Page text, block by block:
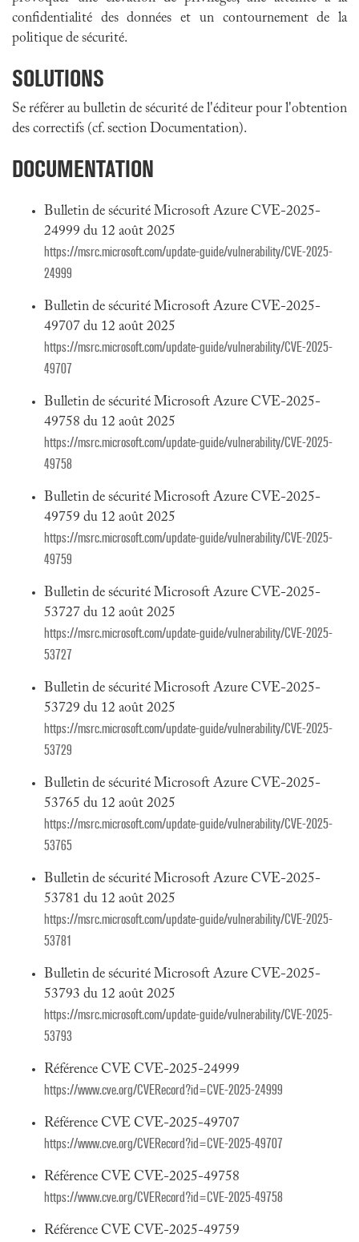
confidentialité des données et un contournement de la
politique de sécurité.
SOLUTIONS
Se référer au bulletin de sécurité de l'éditeur pour l'obtention
des correctifs (cf. section Documentation).
DOCUMENTATION
Bulletin de sécurité Microsoft Azure CVE-2025-
24999 du 12 août 2025
https://msrc.microsoft.com/update-guide/vulnerability/CVE-2025-
24999
Bulletin de sécurité Microsoft Azure CVE-2025-
49707 du 12 août 2025
https://msrc.microsoft.com/update-guide/vulnerability/CVE-2025-
49707
Bulletin de sécurité Microsoft Azure CVE-2025-
49758 du 12 août 2025
https://msrc.microsoft.com/update-guide/vulnerability/CVE-2025-
49758
Bulletin de sécurité Microsoft Azure CVE-2025-
49759 du 12 août 2025
https://msrc.microsoft.com/update-guide/vulnerability/CVE-2025-
49759
Bulletin de sécurité Microsoft Azure CVE-2025-
53727 du 12 août 2025
https://msrc.microsoft.com/update-guide/vulnerability/CVE-2025-
53727
Bulletin de sécurité Microsoft Azure CVE-2025-
53729 du 12 août 2025
https://msrc.microsoft.com/update-guide/vulnerability/CVE-2025-
53729
Bulletin de sécurité Microsoft Azure CVE-2025-
53765 du 12 août 2025
https://msrc.microsoft.com/update-guide/vulnerability/CVE-2025-
53765
Bulletin de sécurité Microsoft Azure CVE-2025-
53781 du 12 août 2025
https://msrc.microsoft.com/update-guide/vulnerability/CVE-2025-
53781
Bulletin de sécurité Microsoft Azure CVE-2025-
53793 du 12 août 2025
https://msrc.microsoft.com/update-guide/vulnerability/CVE-2025-
53793
Référence CVE CVE-2025-24999
https://www.cve.org/CVERecord?id=CVE-2025-24999
Référence CVE CVE-2025-49707
https://www.cve.org/CVERecord?id=CVE-2025-49707
Référence CVE CVE-2025-49758
https://www.cve.org/CVERecord?id=CVE-2025-49758
Référence CVE CVE-2025-49759